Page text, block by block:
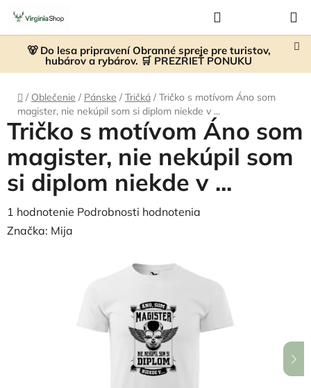
Prejsť
obsah
🐻 Do lesa pripravení Obranné spreje pre turistov,
hubárov a rybárov. 🛒 PREZRIEŤ PONUKU
KOŠÍK
Domov
/ Oblečenie / Pánske / Tričká / Tričko s motívom Áno som
magister, nie nekúpil som si diplom niekde v ...
Tričko s motívom Áno som
magister, nie nekúpil som
si diplom niekde v ...
Priemerné
hodnotenie
1 hodnotenie Podrobnosti hodnotenia
Značka: Mija